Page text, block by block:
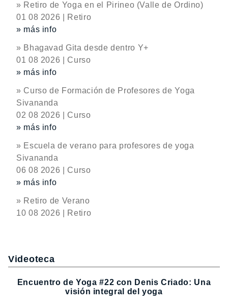
» Retiro de Yoga en el Pirineo (Valle de Ordino)
01 08 2026 | Retiro
» más info
» Bhagavad Gita desde dentro Y+
01 08 2026 | Curso
» más info
» Curso de Formación de Profesores de Yoga
Sivananda
02 08 2026 | Curso
» más info
» Escuela de verano para profesores de yoga
Sivananda
06 08 2026 | Curso
» más info
» Retiro de Verano
10 08 2026 | Retiro
Videoteca
Encuentro de Yoga #22 con Denis Criado: Una
visión integral del yoga